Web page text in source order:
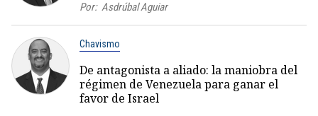
Por: Asdrúbal Aguiar
Chavismo
De antagonista a aliado: la maniobra del
régimen de Venezuela para ganar el
favor de Israel